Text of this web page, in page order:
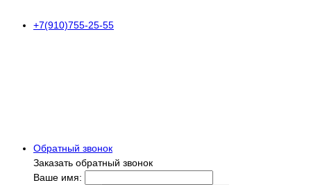
+7(910)755-25-55
Обратный звонок
Заказать обратный звонок
Ваше имя: